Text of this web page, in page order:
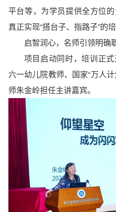
平台等，为学员提供全方位
真正实现“搭台子、指路子”的培
启智润心，名师引领明确
项目启动同时，培训正
六一幼儿院教师、国家“万人
师朱金岭担任主讲嘉宾。